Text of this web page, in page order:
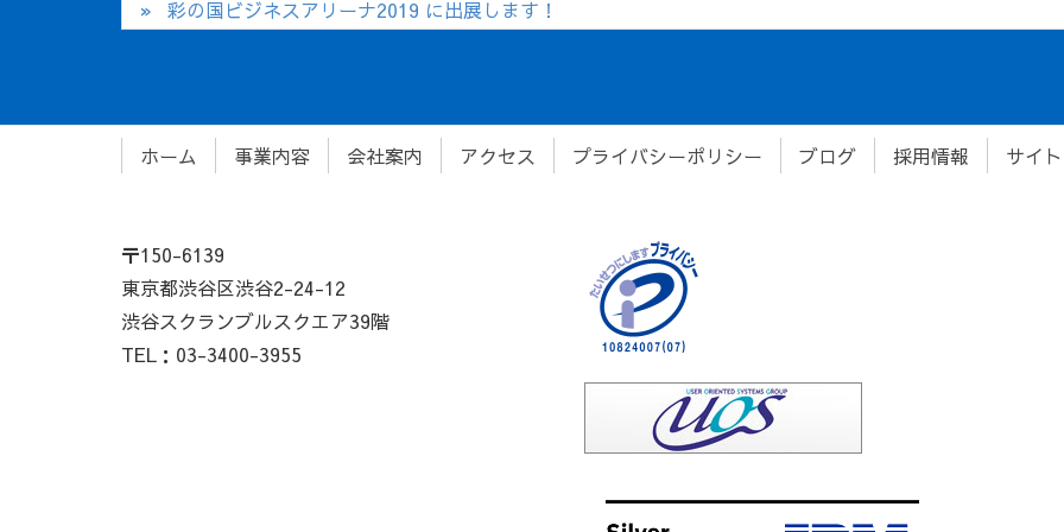
彩の国ビジネスアリーナ2019 に出展します！
ホーム 事業内容 会社案内 アクセス プライバシーポリシー ブログ 採用情報 サイ
〒150-6139
東京都渋谷区渋谷2-24-12
渋谷スクランブルスクエア39階
TEL：03-3400-3955